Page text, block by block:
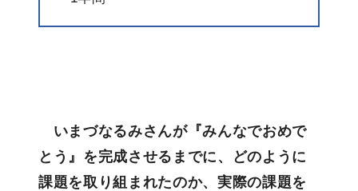
いまづなるみさんが『みんなでおめで
とう』を完成させるまでに、どのように
課題を取り組まれたのか、実際の課題を